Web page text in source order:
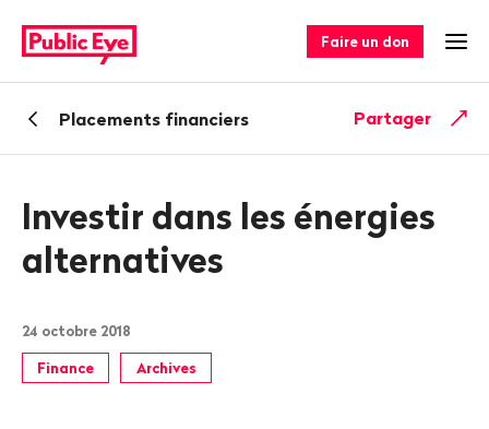
sur
publiceye.ch
rapide
Faire un don
RetourPlacements financiers Partager
Investir dans les énergies
alternatives
24 octobre 2018
Finance Archives